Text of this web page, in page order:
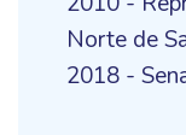
Norte de
2018 -